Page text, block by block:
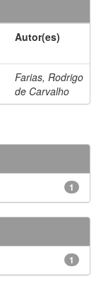
Autor(es)
Farias, Rodrigo
de Carvalho
1
1